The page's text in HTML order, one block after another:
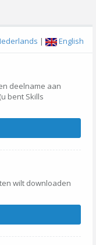
| English
deelname aan
bent Skills
wilt downloaden